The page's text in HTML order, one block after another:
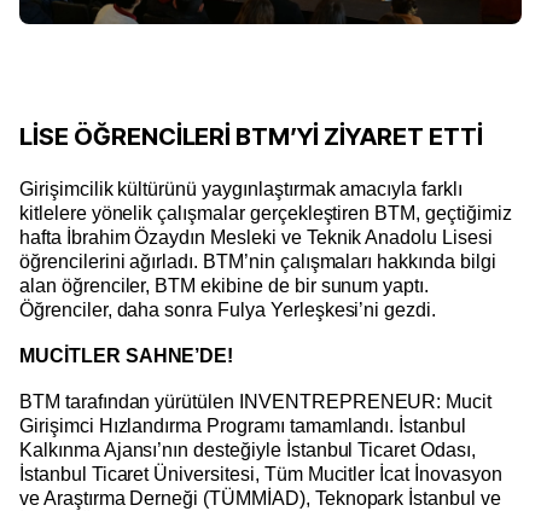
LİSE ÖĞRENCİLERİ BTM’Yİ ZİYARET ETTİ
Girişimcilik kültürünü yaygınlaştırmak amacıyla farklı
kitlelere yönelik çalışmalar gerçekleştiren BTM, geçtiğimiz
hafta İbrahim Özaydın Mesleki ve Teknik Anadolu Lisesi
öğrencilerini ağırladı. BTM’nin çalışmaları hakkında bilgi
alan öğrenciler, BTM ekibine de bir sunum yaptı.
Öğrenciler, daha sonra Fulya Yerleşkesi’ni gezdi.
MUCİTLER SAHNE’DE!
BTM tarafından yürütülen INVENTREPRENEUR: Mucit
Girişimci Hızlandırma Programı tamamlandı. İstanbul
Kalkınma Ajansı’nın desteğiyle İstanbul Ticaret Odası,
İstanbul Ticaret Üniversitesi, Tüm Mucitler İcat İnovasyon
ve Araştırma Derneği (TÜMMİAD), Teknopark İstanbul ve